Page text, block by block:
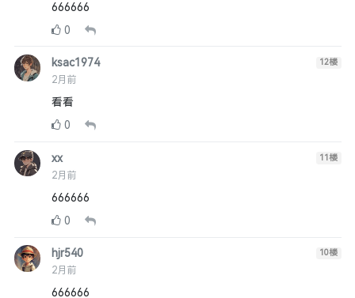
666666
0
ksac1974
2月前
12楼
看看
0
xx
2月前
11楼
666666
0
hjr540
2月前
10楼
666666